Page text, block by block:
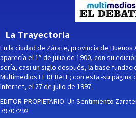
La Trayectoria
En la ciudad de Zárate, provincia de
aparecía el 1° de julio de 1900, con su
sería, casi un siglo después, la base
Multimedios EL DEBATE; con esta -su
Internet, el 27 de julio de 1997.
EDITOR-PROPIETARIO: Un Sentimiento
79707292